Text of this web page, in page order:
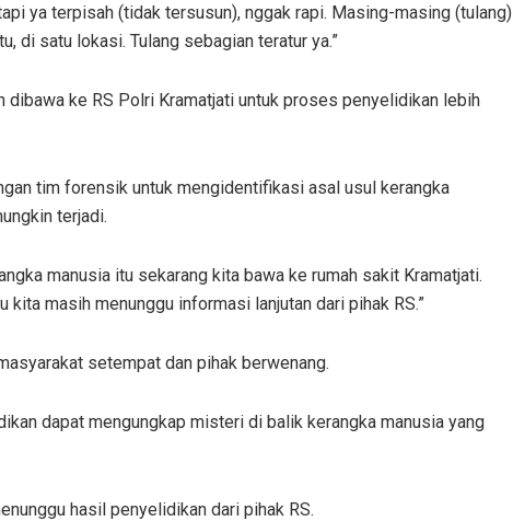
ya terpisah (tidak tersusun), nggak rapi. Masing-masing (tulang)
di satu lokasi. Tulang sebagian teratur ya.”
dibawa ke RS Polri Kramatjati untuk proses penyelidikan lebih
tim forensik untuk mengidentifikasi asal usul kerangka
terjadi.
manusia itu sekarang kita bawa ke rumah sakit Kramatjati.
kita masih menunggu informasi lanjutan dari pihak RS.”
setempat dan pihak berwenang.
dapat mengungkap misteri di balik kerangka manusia yang
hasil penyelidikan dari pihak RS.